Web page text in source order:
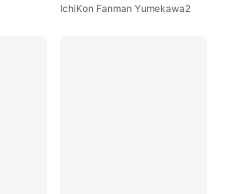
IchiKon Fanman Yumekawa2